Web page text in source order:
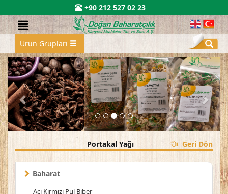
+90 212 527 02 23
Ürün Grupları
Portakal Yağı Geri Dön
Baharat
Acı Kırmızı Pul Biber